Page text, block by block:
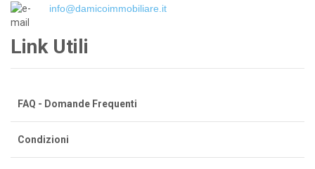
info@damicoimmobiliare.it
Link Utili
FAQ - Domande Frequenti
Condizioni